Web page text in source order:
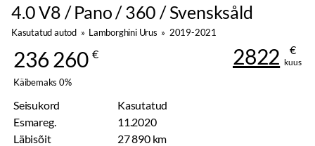
4.0 V8 / Pano / 360 / Svensksåld
Kasutatud autod » Lamborghini Urus » 2019-2021
236 260 € 2822 €
kuus
Käibemaks 0%
Seisukord
Kasutatud
Esmareg.
11.2020
Läbisõit
27 890 km